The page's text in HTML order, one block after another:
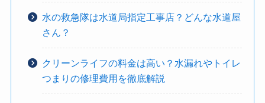
水の救急隊は水道局指定工事店？どんな水道屋
さん？
クリーンライフの料金は高い？水漏れやトイレ
つまりの修理費用を徹底解説